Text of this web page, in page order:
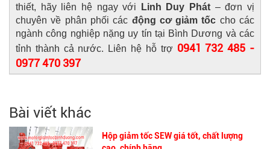
thiết, hãy liên hệ ngay với
Linh Duy Phát – đơn vị
chuyên về phân phối các động cơ giảm tốc cho các
ngành công nghiệp nặng uy tín tại Bình Dương và các
tỉnh thành cả nước. Liên hệ hỗ trợ 0941 732 485 -
0977 470 397
Bài viết khác
Hộp giảm tốc SEW giá tốt, chất lượng